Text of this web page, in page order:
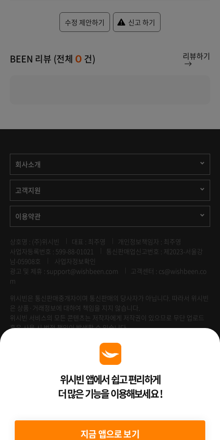
수정 제안하기 신고 하기
BEEN 리뷰 (전체 0 건) 리뷰하기
회사소개
고객지원
이용약관
상호명 : (주)위시빈 대표 : 최주영
개인정보책임자 : 최주영
사업자등록번호 : 599-88-01021
통신판매업신고번호 : 제2023-서울강
남-05908호
사업자정보확인
광고 및 제휴 : support@wishbeen.com
고객센터 : cs@wishbeen.co
m
위시빈은 통신판매중개자이며 통신판매의 당사자가 아닙니다. 따라서 위시빈
은 상품·거래정보에 대하여 책임을 지지 않습니다.
위시빈 서비스의 모든 콘텐츠는 저작자에게 저작권이 있으므로 무단 업로드
혹은 사용 시 법적 책임이 발생할 수 있습니다.
Venture Enterprise위시빈 앱에서 쉽고 편리하게
더 많은 기능을 이용해보세요 !
지금 앱으로 보기